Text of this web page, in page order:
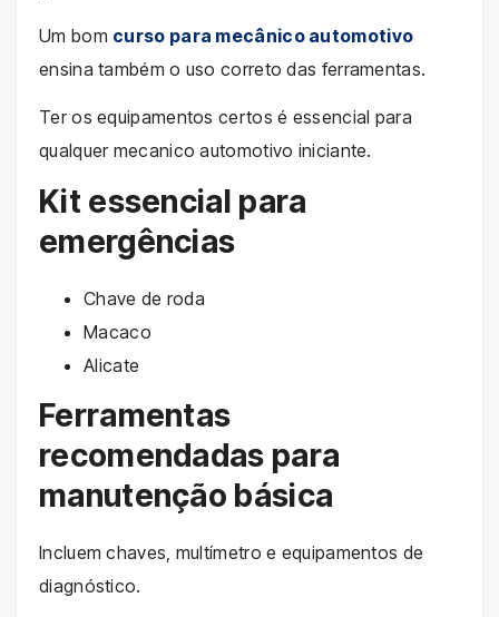
Um bom curso para mecânico automotivo
ensina também o uso correto das ferramentas.
Ter os equipamentos certos é essencial para
qualquer mecanico automotivo iniciante.
Kit essencial para
emergências
Chave de roda
Macaco
Alicate
Ferramentas
recomendadas para
manutenção básica
Incluem chaves, multímetro e equipamentos de
diagnóstico.